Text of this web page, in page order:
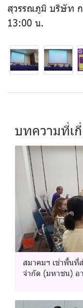
สุวรรณภูมิ บริษัท
13:00 น.
บทความที่เ
สมาคมฯ เช่าพื้นที่
จำกัด (มหาชน) อ